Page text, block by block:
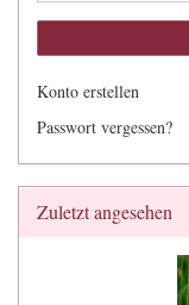
Konto erstellen
Passwort vergessen?
Zuletzt angesehen